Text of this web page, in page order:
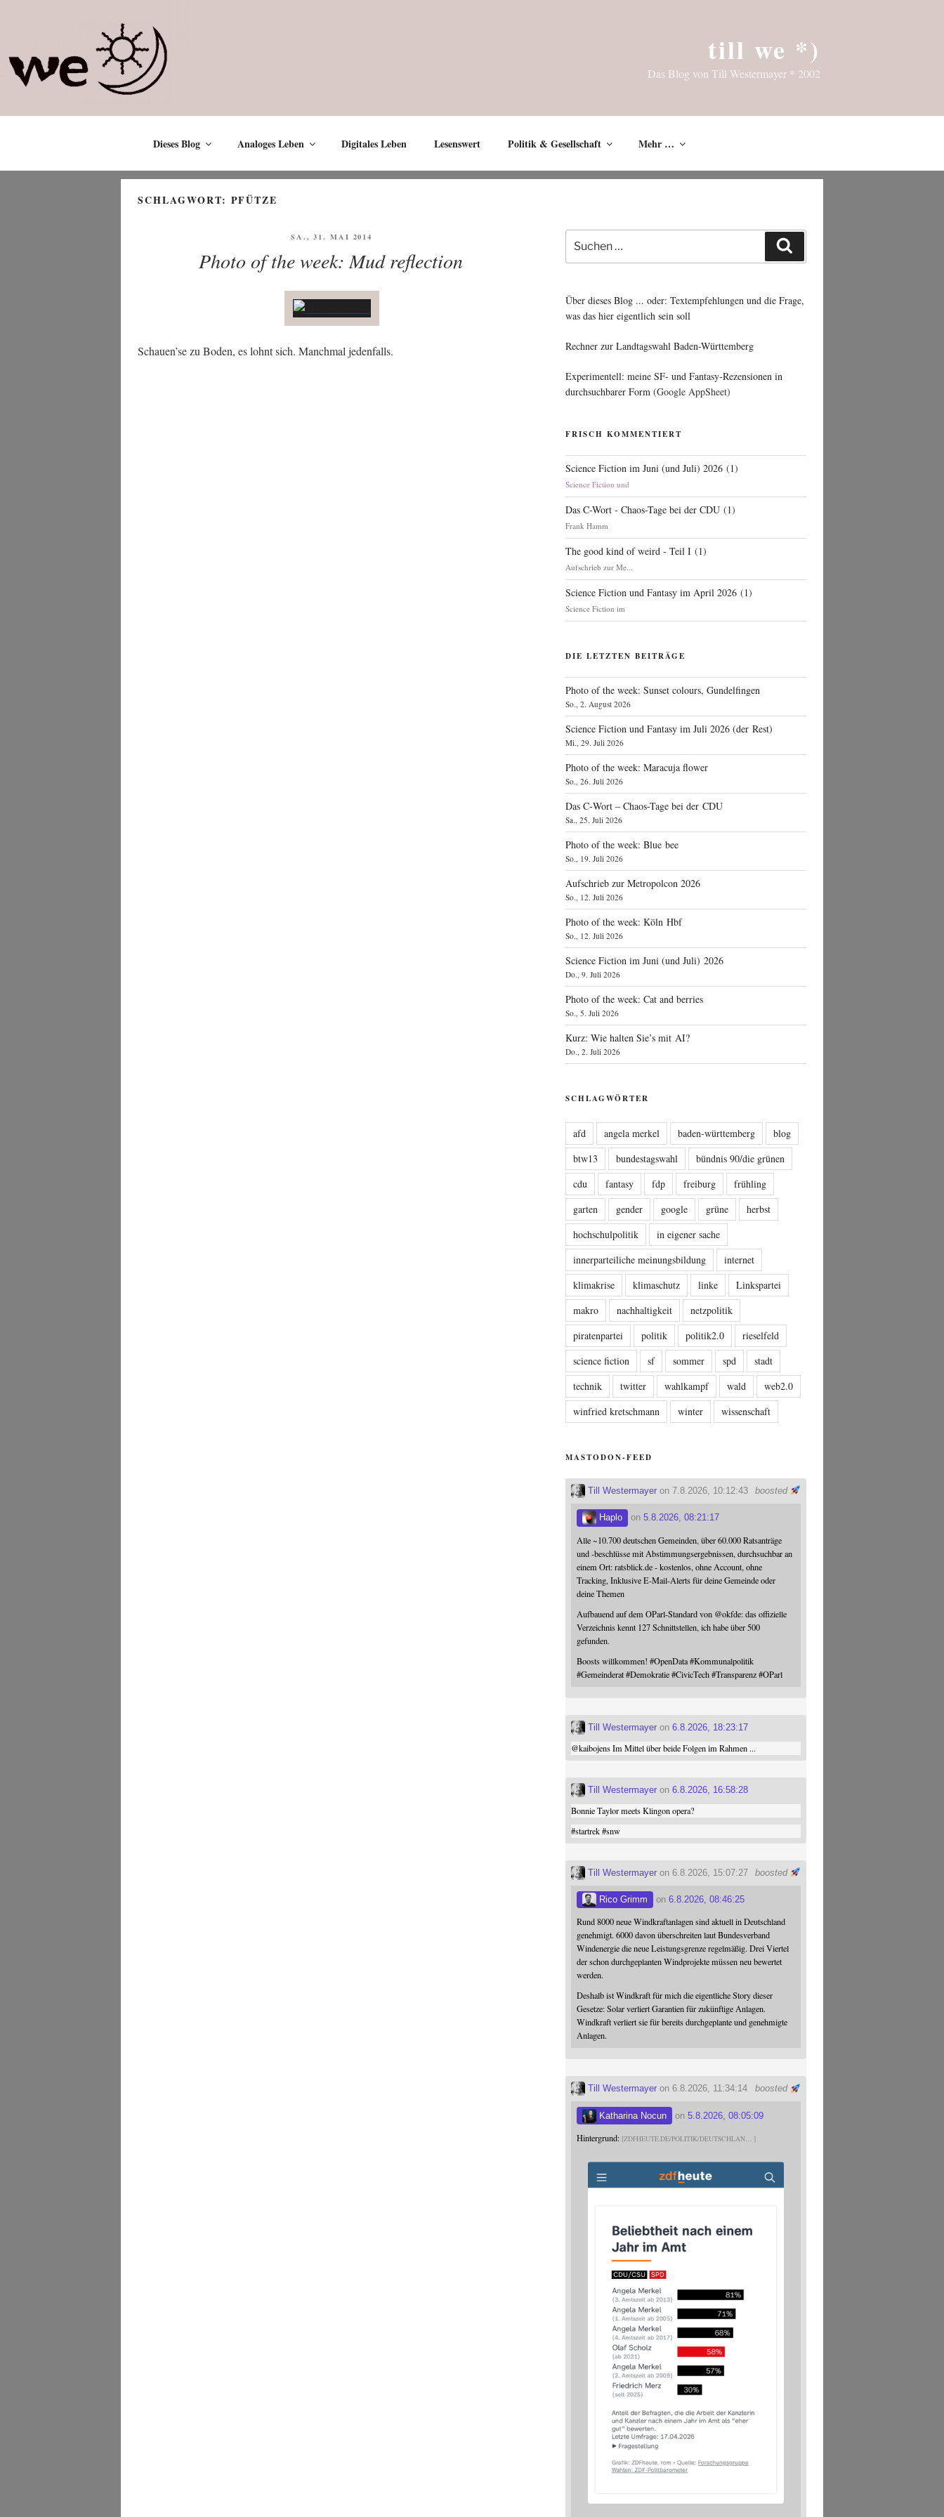
till we *)
Das Blog von Till Westermayer * 2002
Dieses Blog Analoges Leben Digitales Leben Lesenswert Politik & Gesellschaft Mehr …
SCHLAGWORT: PFÜTZE
VERÖFFENTLICHT
SA., 31. MAI 2014
Photo of the week: Mud reflection
Schauen’se zu Boden, es lohnt sich. Manch­mal jedenfalls.
Suche
nach:
Über dieses Blog ... oder: Textempfehlungen und die Frage,
was das hier eigentlich sein soll
Rechner zur Landtagswahl Baden-Württemberg
Experimentell: meine SF- und Fantasy-Rezensionen in
durchsuchbarer Form (Google AppSheet)
FRISCH KOMMENTIERT
Science Fiction im Juni (und Juli) 2026 (1)
Science Fiction und
Das C-Wort - Chaos-Tage bei der CDU (1)
Frank Hamm
The good kind of weird - Teil I (1)
Aufschrieb zur Me...
Science Fiction und Fantasy im April 2026 (1)
Science Fiction im
DIE LETZTEN BEITRÄGE
Photo of the week: Sunset colours, Gundelfingen
So., 2. August 2026
Science Fiction und Fantasy im Juli 2026 (der Rest)
Mi., 29. Juli 2026
Photo of the week: Maracuja flower
So., 26. Juli 2026
Das C‑Wort – Chaos-Tage bei der CDU
Sa., 25. Juli 2026
Photo of the week: Blue bee
So., 19. Juli 2026
Aufschrieb zur Metropolcon 2026
So., 12. Juli 2026
Photo of the week: Köln Hbf
So., 12. Juli 2026
Science Fiction im Juni (und Juli) 2026
Do., 9. Juli 2026
Photo of the week: Cat and berries
So., 5. Juli 2026
Kurz: Wie halten Sie’s mit AI?
Do., 2. Juli 2026
SCHLAGWÖRTER
afd angela merkel baden-württemberg
blog
btw13
bundestagswahl
bündnis 90/die grünen
cdu
fantasy fdp freiburg
frühling
garten
gender google grüne
herbst
hochschulpolitik
in eigener sache
innerparteiliche meinungsbildung
internet
klimakrise
klimaschutz linke
Linkspartei
makro
nachhaltigkeit
netzpolitik
piratenpartei
politik politik2.0
rieselfeld
science fiction
sf sommer spd
stadt
technik
twitter wahlkampf wald
web2.0
winfried kretschmann
winter wissenschaft
MASTODON-FEED
boosted
Till Westermayer on 7.8.2026, 10:12:43
Haplo on5.8.2026, 08:21:17
Alle ~10.700 deutschen Gemeinden, über 60.000 Ratsanträge
und -beschlüsse mit Abstimmungsergebnissen, durchsuchbar an
einem Ort: ratsblick.de - kostenlos, ohne Account, ohne
Tracking, Inklusive E-Mail-Alerts für deine Gemeinde oder
deine Themen
Aufbauend auf dem OParl-Standard von @okfde: das offizielle
Verzeichnis kennt 127 Schnittstellen, ich habe über 500
gefunden.
Boosts willkommen!#OpenData #Kommunalpolitik
#Gemeinderat #Demokratie #CivicTech #Transparenz #OParl
Till Westermayer on6.8.2026, 18:23:17
@kaibojensIm Mittel über beide Folgen im Rahmen ...
Till Westermayer on6.8.2026, 16:58:28
Bonnie Taylor meets Klingon opera?
#startrek #snw
boosted
Till Westermayer on 6.8.2026, 15:07:27
Rico Grimm on6.8.2026, 08:46:25
Rund 8000 neue Windkraftanlagen sind aktuell in Deutschland
genehmigt. 6000 davon überschreiten laut Bundesverband
Windenergie die neue Leistungsgrenze regelmäßig. Drei Viertel
der schon durchgeplanten Windprojekte müssen neu bewertet
werden.
Deshalb ist Windkraft für mich die eigentliche Story dieser
Gesetze: Solar verliert Garantien für zukünftige Anlagen.
Windkraft verliert sie für bereits durchgeplante und genehmigte
Anlagen.
boosted
Till Westermayer on 6.8.2026, 11:34:14
Katharina Nocun on5.8.2026, 08:05:09
Hintergrund: ZDFHEUTE.DE/POLITIK/DEUTSCHLAN